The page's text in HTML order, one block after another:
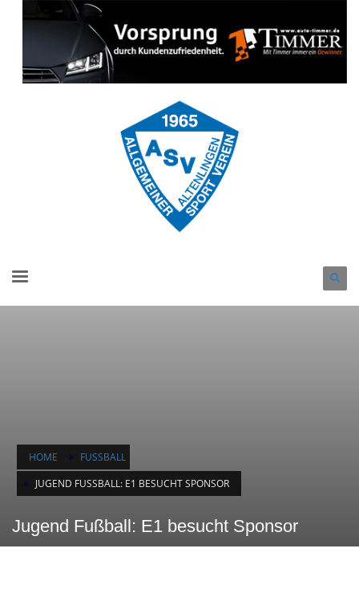
HOME
FUSSBALL
JUGEND FUSSBALL: E1 BESUCHT SPONSOR
Jugend Fußball: E1 besucht Sponsor